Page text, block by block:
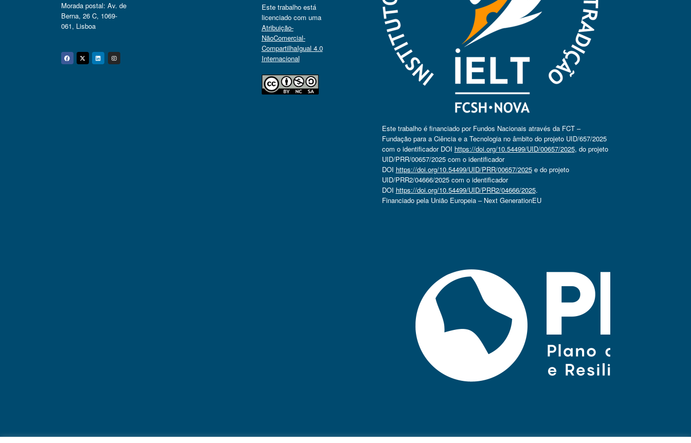
Morada postal: Av. de
Berna, 26 C, 1069-
061, Lisboa
Facebook
Twitter
Linkedin
Instagram
Este trabalho está
licenciado com uma
Atribuição-
NãoComercial-
CompartilhaIgual 4.0
Internacional
Este trabalho é financiado por Fundos Nacionais através da FCT –
Fundação para a Ciência e a Tecnologia no âmbito do projeto UID/657/2025
com o identificador DOI https://doi.org/10.54499/UID/00657/2025, do projeto
UID/PRR/00657/2025 com o identificador
DOI https://doi.org/10.54499/UID/PRR/00657/2025e do projeto
UID/PRR2/04666/2025 com o identificador
DOI https://doi.org/10.54499/UID/PRR2/04666/2025.
Financiado pela União Europeia – Next GenerationEU